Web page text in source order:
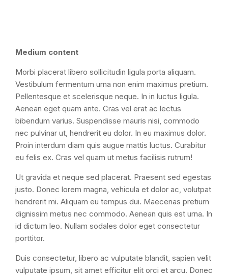
Medium content
Morbi placerat libero sollicitudin ligula porta aliquam.
Vestibulum fermentum urna non enim maximus pretium.
Pellentesque et scelerisque neque. In in luctus ligula.
Aenean eget quam ante. Cras vel erat ac lectus
bibendum varius. Suspendisse mauris nisi, commodo
nec pulvinar ut, hendrerit eu dolor. In eu maximus dolor.
Proin interdum diam quis augue mattis luctus. Curabitur
eu felis ex. Cras vel quam ut metus facilisis rutrum!
Ut gravida et neque sed placerat. Praesent sed egestas
justo. Donec lorem magna, vehicula et dolor ac, volutpat
hendrerit mi. Aliquam eu tempus dui. Maecenas pretium
dignissim metus nec commodo. Aenean quis est urna. In
id dictum leo. Nullam sodales dolor eget consectetur
porttitor.
Duis consectetur, libero ac vulputate blandit, sapien velit
vulputate ipsum, sit amet efficitur elit orci et arcu. Donec